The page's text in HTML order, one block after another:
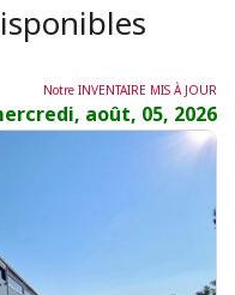
Notre INVENTAIRE MIS À JOUR
août, 05, 2026